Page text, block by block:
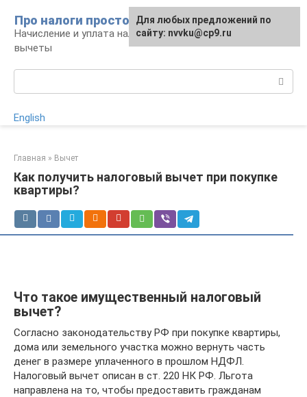
контенту
Про налоги просто
Начисление и уплата налогов, налоговые
вычеты
English
Главная » Вычет
Как получить налоговый вычет при покупке
квартиры?
Что такое имущественный налоговый
вычет?
Согласно законодательству РФ при покупке квартиры,
дома или земельного участка можно вернуть часть
денег в размере уплаченного в прошлом НДФЛ.
Налоговый вычет описан в ст. 220 НК РФ. Льгота
направлена на то, чтобы предоставить гражданам
Для любых предложений по
сайту: nvvku@cp9.ru